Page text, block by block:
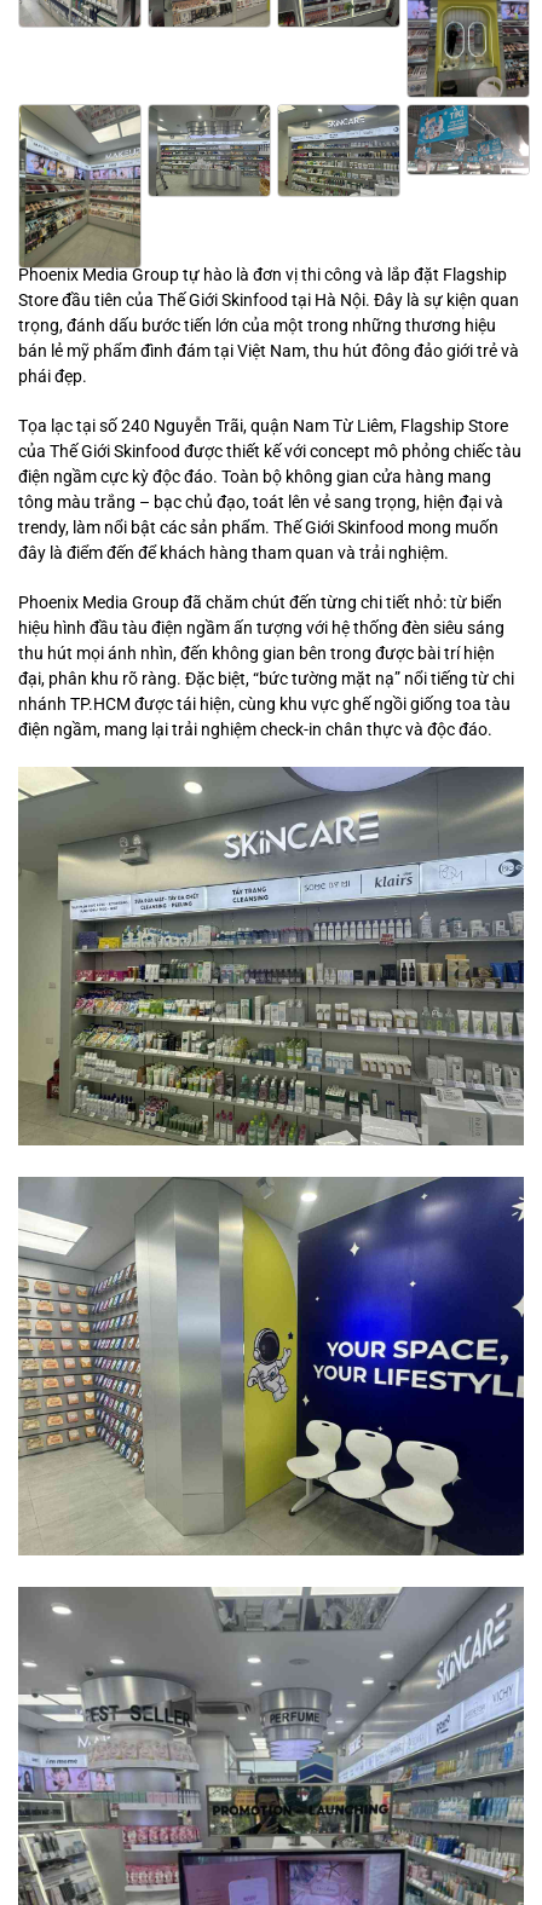
Phoenix Media Group tự hào là đơn vị thi công và lắp đặt Flagship
Store đầu tiên của Thế Giới Skinfood tại Hà Nội. Đây là sự kiện quan
trọng, đánh dấu bước tiến lớn của một trong những thương hiệu
bán lẻ mỹ phẩm đình đám tại Việt Nam, thu hút đông đảo giới trẻ và
phái đẹp.
Tọa lạc tại số 240 Nguyễn Trãi, quận Nam Từ Liêm, Flagship Store
của Thế Giới Skinfood được thiết kế với concept mô phỏng chiếc tàu
điện ngầm cực kỳ độc đáo. Toàn bộ không gian cửa hàng mang
tông màu trắng – bạc chủ đạo, toát lên vẻ sang trọng, hiện đại và
trendy, làm nổi bật các sản phẩm. Thế Giới Skinfood mong muốn
đây là điểm đến để khách hàng tham quan và trải nghiệm.
Phoenix Media Group đã chăm chút đến từng chi tiết nhỏ: từ biển
hiệu hình đầu tàu điện ngầm ấn tượng với hệ thống đèn siêu sáng
thu hút mọi ánh nhìn, đến không gian bên trong được bài trí hiện
đại, phân khu rõ ràng. Đặc biệt, “bức tường mặt nạ” nổi tiếng từ chi
nhánh TP.HCM được tái hiện, cùng khu vực ghế ngồi giống toa tàu
điện ngầm, mang lại trải nghiệm check-in chân thực và độc đáo.